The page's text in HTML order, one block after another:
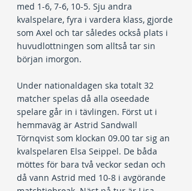
med 1-6, 7-6, 10-5. Sju andra
kvalspelare, fyra i vardera klass, gjorde
som Axel och tar således också plats i
huvudlottningen som alltså tar sin
början imorgon.
Under nationaldagen ska totalt 32
matcher spelas då alla oseedade
spelare går in i tävlingen. Först ut i
hemmaväg är Astrid Sandwall
Törnqvist som klockan 09.00 tar sig an
kvalspelaren Elsa Seippel. De båda
möttes för bara två veckor sedan och
då vann Astrid med 10-8 i avgörande